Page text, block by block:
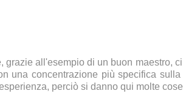
grazie all'esempio di un buon maestro,
una concentrazione più specifica
perciò si danno qui molte